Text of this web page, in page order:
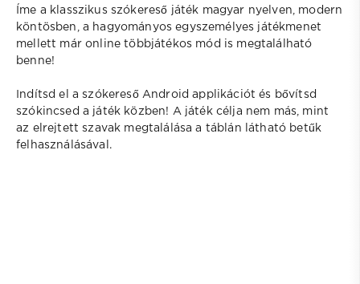
Íme a klasszikus szókereső játék magyar nyelven, modern
köntösben, a hagyományos egyszemélyes játékmenet
mellett már online többjátékos mód is megtalálható
benne!
Indítsd el a szókereső Android applikációt és bővítsd
szókincsed a játék közben! A játék célja nem más, mint
az elrejtett szavak megtalálása a táblán látható betűk
felhasználásával.